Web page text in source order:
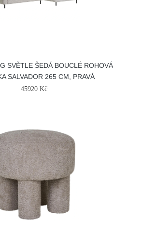
SVĚTLE ŠEDÁ BOUCLÉ ROHOVÁ
SALVADOR 265 CM, PRAVÁ
45920 Kč